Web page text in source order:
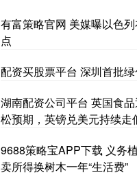
有富策略官网 美媒曝以色
点
配资买股票平台 深圳首批
湖南配资公司平台 英国食
松预期，英镑兑美元持续走
9688策略宝APP下载 义务
卖所得换树木一年“生活费”